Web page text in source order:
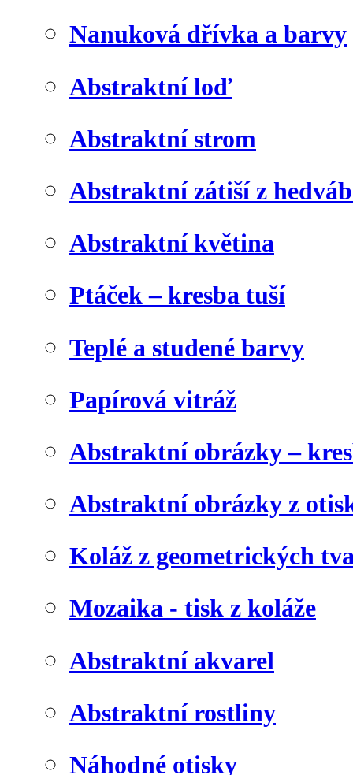
Nanuková dřívka a barvy
Abstraktní loď
Abstraktní strom
Abstraktní zátiší z
Abstraktní květina
Ptáček – kresba tuší
Teplé a studené barvy
Papírová vitráž
Abstraktní obrázky –
Abstraktní obrázky z
Koláž z geometrických
Mozaika - tisk z koláže
Abstraktní akvarel
Abstraktní rostliny
Náhodné otisky